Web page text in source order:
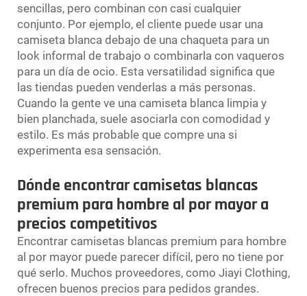
sencillas, pero combinan con casi cualquier
conjunto. Por ejemplo, el cliente puede usar una
camiseta blanca debajo de una chaqueta para un
look informal de trabajo o combinarla con vaqueros
para un día de ocio. Esta versatilidad significa que
las tiendas pueden venderlas a más personas.
Cuando la gente ve una camiseta blanca limpia y
bien planchada, suele asociarla con comodidad y
estilo. Es más probable que compre una si
experimenta esa sensación.
Dónde encontrar camisetas blancas
premium para hombre al por mayor a
precios competitivos
Encontrar camisetas blancas premium para hombre
al por mayor puede parecer difícil, pero no tiene por
qué serlo. Muchos proveedores, como Jiayi Clothing,
ofrecen buenos precios para pedidos grandes.